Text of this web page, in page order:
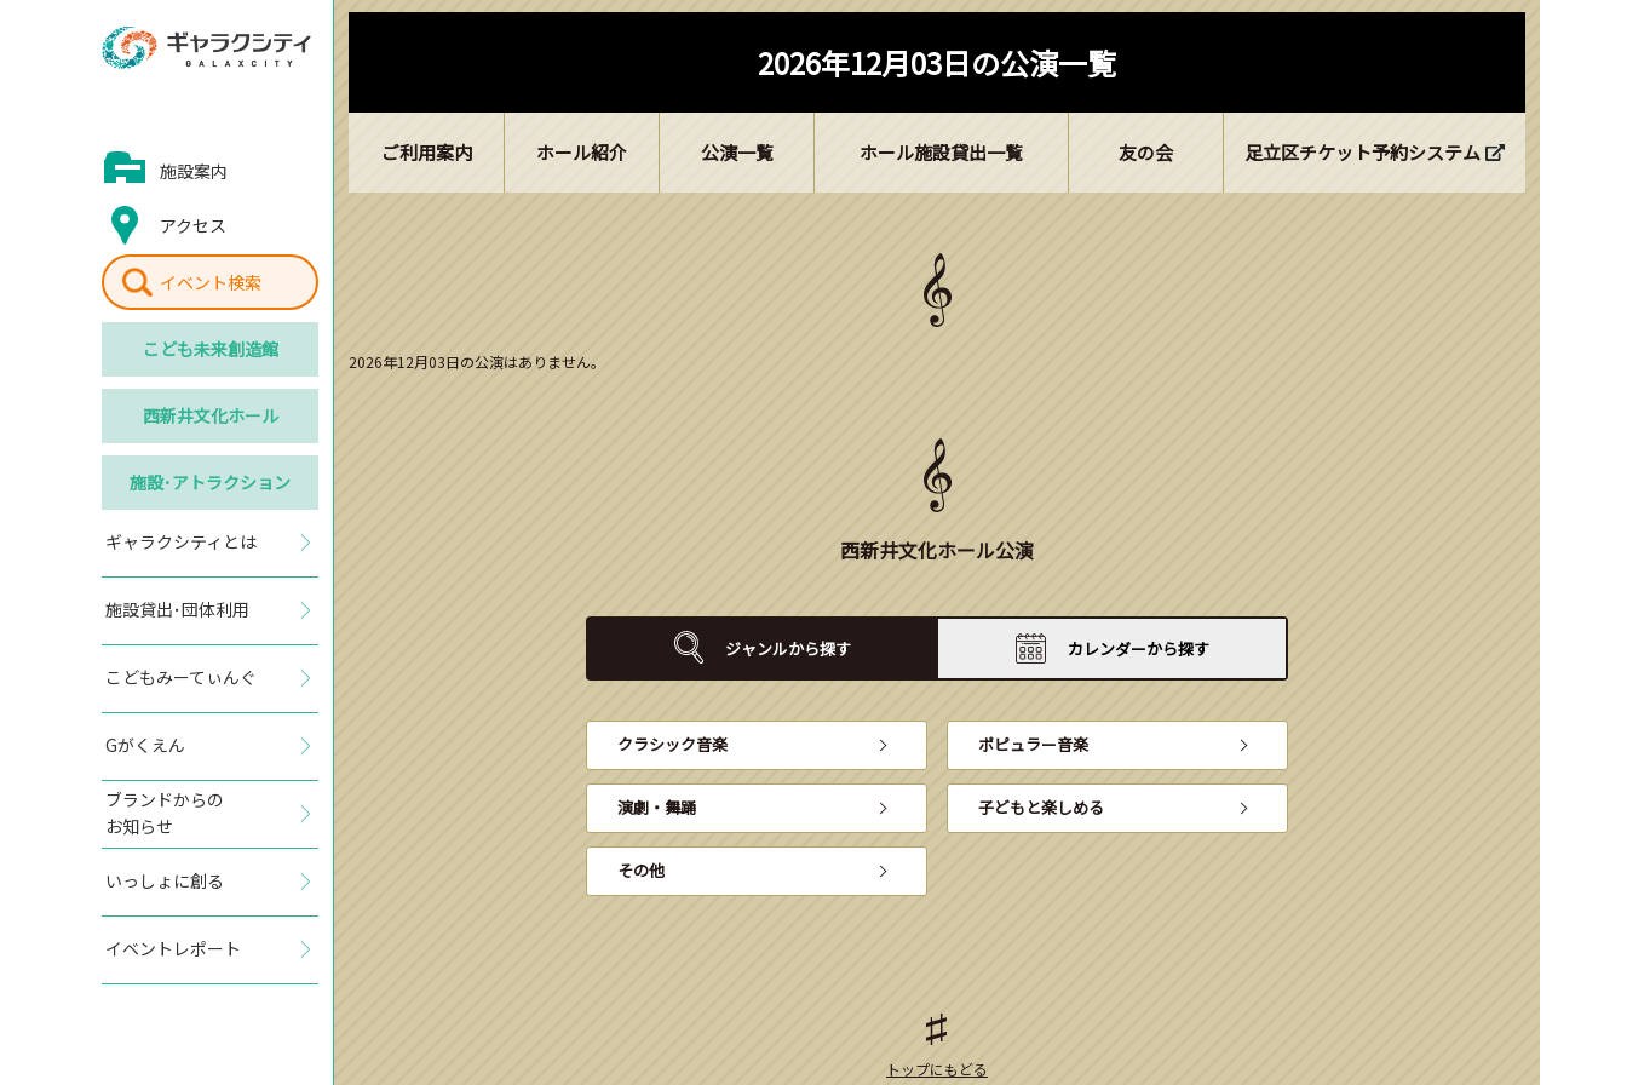
施設案内
アクセス
イベント検索
こども未来創造館
西新井文化ホール
施設･アトラクション
ギャラクシティとは
施設貸出･団体利用
こどもみーてぃんぐ
Gがくえん
ブランドからの
お知らせ
いっしょに創る
イベントレポート
2026年12月03日の公演一覧
ご利用案内 ホール紹介 公演一覧 ホール施設貸出一覧 友の会 足立区チケット予約システム
2026年12月03日の公演はありません。
西新井文化ホール公演
ジャンルから探す カレンダーから探す
クラシック音楽 ポピュラー音楽
演劇・舞踊 子どもと楽しめる
その他
トップにもどる